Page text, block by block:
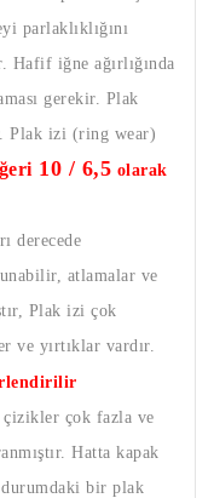
parlaklıklığını
iğne ağırlığında
gerekir. Plak
Plak izi (ring wear)
10 / 6,5 olarak
derecede
atlamalar ve
Plak izi çok
ve yırtıklar vardır.
çok fazla ve
Hatta kapak
bir plak